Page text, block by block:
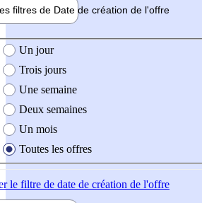
filtres de Date de création de l'offre
création de l'offre
Un jour
Trois jours
Une semaine
Deux semaines
Un mois
Toutes les offres
le filtre de date de création de l'offre